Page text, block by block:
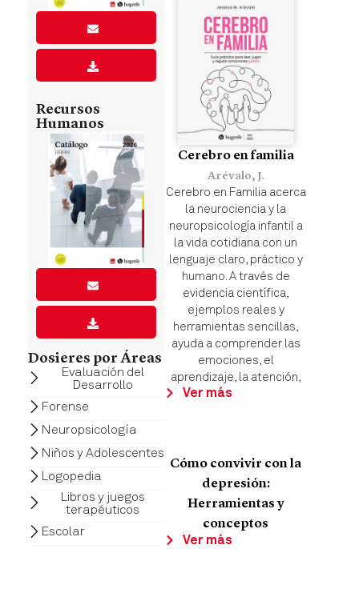
Recursos
Humanos
Dosieres por Áreas
Evaluación del
Desarrollo
Forense
Neuropsicología
Niños y Adolescentes
Logopedia
Libros y juegos
terapéuticos
Escolar
Cerebro en familia
Arévalo, J.
Cerebro en Familia acerca
la neurociencia y la
neuropsicología infantil a
la vida cotidiana con un
lenguaje claro, práctico y
humano. A través de
evidencia científica,
ejemplos reales y
herramientas sencillas,
ayuda a comprender las
emociones, el
aprendizaje, la atención,
Ver más
Cómo convivir con la
depresión:
Herramientas y
conceptos
Ver más